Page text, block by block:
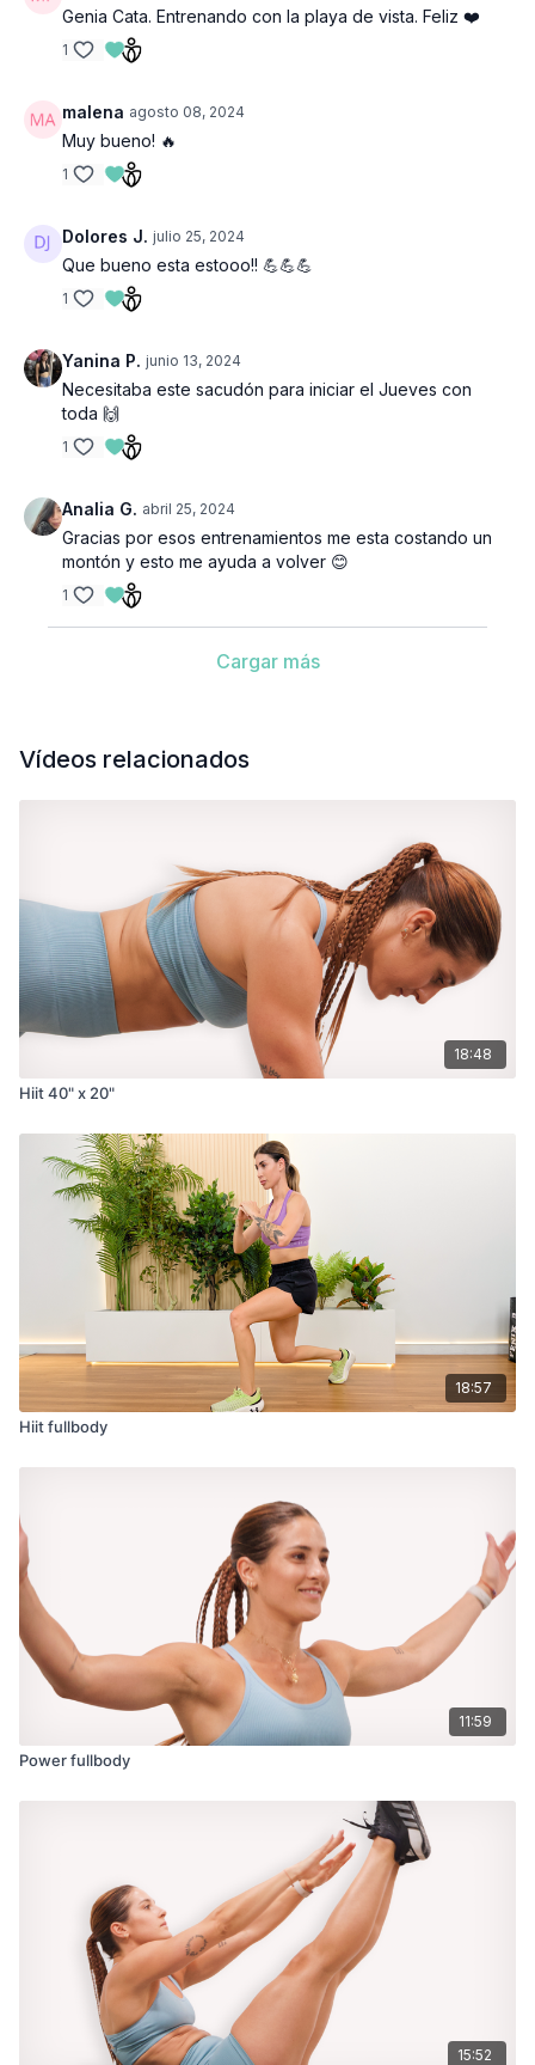
Genia Cata. Entrenando con la playa de vista. Feliz ❤️
1
malena agosto 08, 2024
Muy bueno! 🔥
1
Dolores J. julio 25, 2024
Que bueno esta estooo!! 💪💪💪
1
Yanina P. junio 13, 2024
Necesitaba este sacudón para iniciar el Jueves con
toda 🙌
1
Analia G. abril 25, 2024
Gracias por esos entrenamientos me esta costando un
montón y esto me ayuda a volver 😊
1
Cargar más
Vídeos relacionados
18:48
Hiit 40" x 20"
18:57
Hiit fullbody
11:59
Power fullbody
15:52